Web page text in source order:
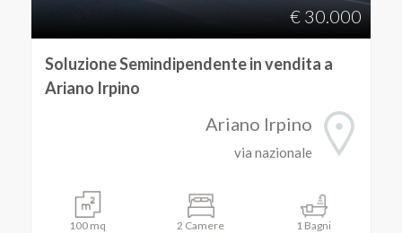
€ 30.000
Soluzione Semindipendente in vendita a
Ariano Irpino
Ariano Irpino
via nazionale
100 mq 2 Camere 1 Bagni